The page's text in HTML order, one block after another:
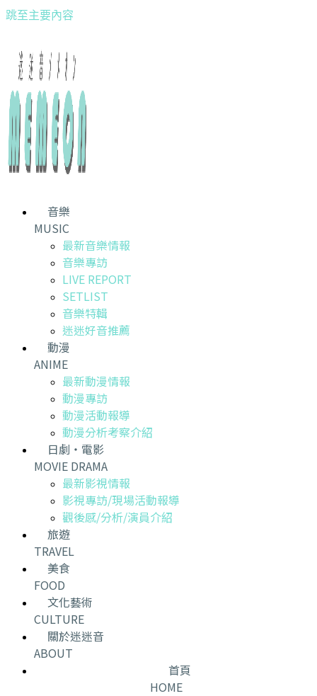
跳至主要內容
音樂
MUSIC
最新音樂情報
音樂專訪
LIVE REPORT
SETLIST
音樂特輯
迷迷好音推薦
動漫
ANIME
最新動漫情報
動漫專訪
動漫活動報導
動漫分析考察介紹
日劇・電影
MOVIE DRAMA
最新影視情報
影視專訪/現場活動報導
觀後感/分析/演員介紹
旅遊
TRAVEL
美食
FOOD
文化藝術
CULTURE
關於迷迷音
ABOUT
首頁
HOME